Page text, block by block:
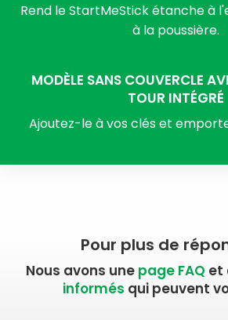
Rend le StartMeStick étanche à
à la poussière.
MODÈLE SANS COUVERCLE
TOUR INTÉGRÉ
Ajoutez-le à vos clés et
Pour plus de
Nous avons une page FAQ et
informés qui peuvent